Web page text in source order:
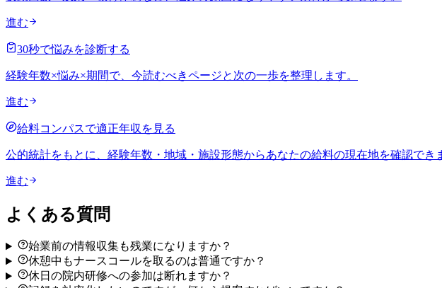
進む
30秒で悩みを診断する
経験年数×悩み×期間で、今読むべきページと次の一歩を整理します。
進む
給料コンパスで適正年収を見る
公的統計をもとに、経験年数・地域・施設形態からあなたの給料の現在地を確認でき
進む
よくある質問
始業前の情報収集も残業になりますか？
休憩中もナースコールを取るのは普通ですか？
休日の院内研修への参加は断れますか？